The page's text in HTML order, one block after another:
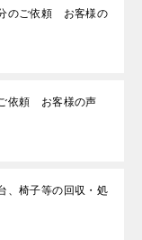
のご依頼 お客様の
依頼 お客様の声
、椅子等の回収・処